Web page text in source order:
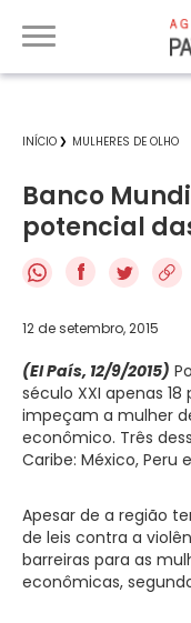
INÍCIO MULHERES DE OLHO
Banco
potencial
f
12 de setembro, 2015
(El País, 12/9/2015)
século XXI apenas
impeçam a mulher
econômico. Três
Caribe: México, Peru
Apesar de a região
de leis contra a
barreiras para as
econômicas,